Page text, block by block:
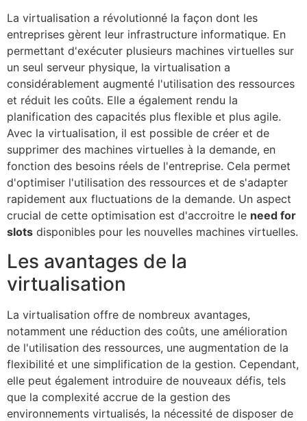
La virtualisation a révolutionné la façon dont les
entreprises gèrent leur infrastructure informatique. En
permettant d'exécuter plusieurs machines virtuelles sur
un seul serveur physique, la virtualisation a
considérablement augmenté l'utilisation des ressources
et réduit les coûts. Elle a également rendu la
planification des capacités plus flexible et plus agile.
Avec la virtualisation, il est possible de créer et de
supprimer des machines virtuelles à la demande, en
fonction des besoins réels de l'entreprise. Cela permet
d'optimiser l'utilisation des ressources et de s'adapter
rapidement aux fluctuations de la demande. Un aspect
crucial de cette optimisation est d'accroitre le need for
slots disponibles pour les nouvelles machines virtuelles.
Les avantages de la
virtualisation
La virtualisation offre de nombreux avantages,
notamment une réduction des coûts, une amélioration
de l'utilisation des ressources, une augmentation de la
flexibilité et une simplification de la gestion. Cependant,
elle peut également introduire de nouveaux défis, tels
que la complexité accrue de la gestion des
environnements virtualisés, la nécessité de disposer de